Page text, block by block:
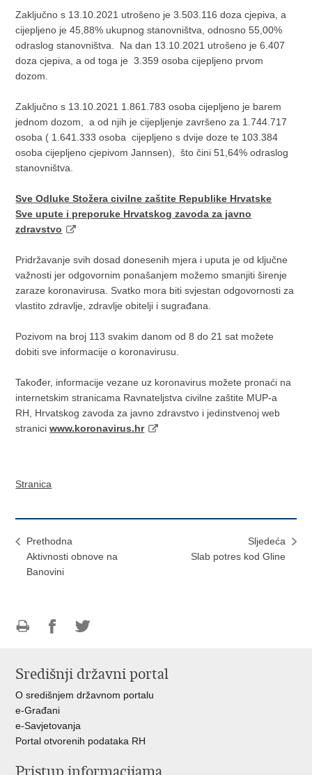
Zaključno s 13.10.2021 utrošeno je 3.503.116 doza cjepiva, a
cijepljeno je 45,88% ukupnog stanovništva, odnosno 55,00%
odraslog stanovništva. Na dan 13.10.2021 utrošeno je 6.407
doza cjepiva, a od toga je 3.359 osoba cijepljeno prvom
dozom.
Zaključno s 13.10.2021 1.861.783 osoba cijepljeno je barem
jednom dozom, a od njih je cijepljenje završeno za 1.744.717
osoba ( 1.641.333 osoba cijepljeno s dvije doze te 103.384
osoba cijepljeno cjepivom Jannsen), što čini 51,64% odraslog
stanovništva.
Sve Odluke Stožera civilne zaštite Republike Hrvatske
Sve upute i preporuke Hrvatskog zavoda za javno
zdravstvo
Pridržavanje svih dosad donesenih mjera i uputa je od ključne
važnosti jer odgovornim ponašanjem možemo smanjiti širenje
zaraze koronavirusa. Svatko mora biti svjestan odgovornosti za
vlastito zdravlje, zdravlje obitelji i sugrađana.
Pozivom na broj 113 svakim danom od 8 do 21 sat možete
dobiti sve informacije o koronavirusu.
Također, informacije vezane uz koronavirus možete pronaći na
internetskim stranicama Ravnateljstva civilne zaštite MUP-a
RH, Hrvatskog zavoda za javno zdravstvo i jedinstvenoj web
straniciwww.koronavirus.hr
Stranica
Prethodna
Aktivnosti obnove na
Banovini
Sljedeća
Slab potres kod Gline
FacebookuTwitteru
Središnji državni portal
O središnjem državnom portalu
e-Građani
e-Savjetovanja
Portal otvorenih podataka RH
Pristup informacijama